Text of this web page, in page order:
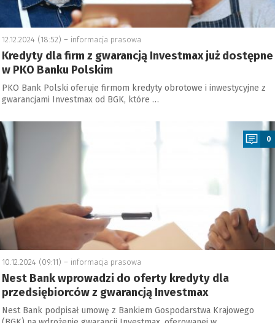
12.12.2024 (18:52) – informacja prasowa
Kredyty dla firm z gwarancją Investmax już dostępne
w PKO Banku Polskim
PKO Bank Polski oferuje firmom kredyty obrotowe i inwestycyjne z
gwarancjami Investmax od BGK, które …
0
10.12.2024 (09:11) – informacja prasowa
Nest Bank wprowadzi do oferty kredyty dla
przedsiębiorców z gwarancją Investmax
Nest Bank podpisał umowę z Bankiem Gospodarstwa Krajowego